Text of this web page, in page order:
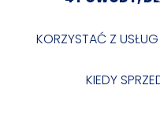
KORZYSTAĆ Z
KIEDY